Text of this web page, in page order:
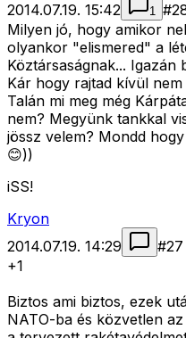
2014.07.19. 15:42
1 #
Milyen jó, hogy amikor
olyankor "elismered" a
Köztársaságnak... Igazán
Kár hogy rajtad kívül
Talán mi meg még
nem? Megyünk tankkal
jössz velem? Mondd
😊))
iSS!
Kryon
2014.07.19. 14:29
#27
+1
Biztos ami biztos, ezek
NATO-ba és közvetlen